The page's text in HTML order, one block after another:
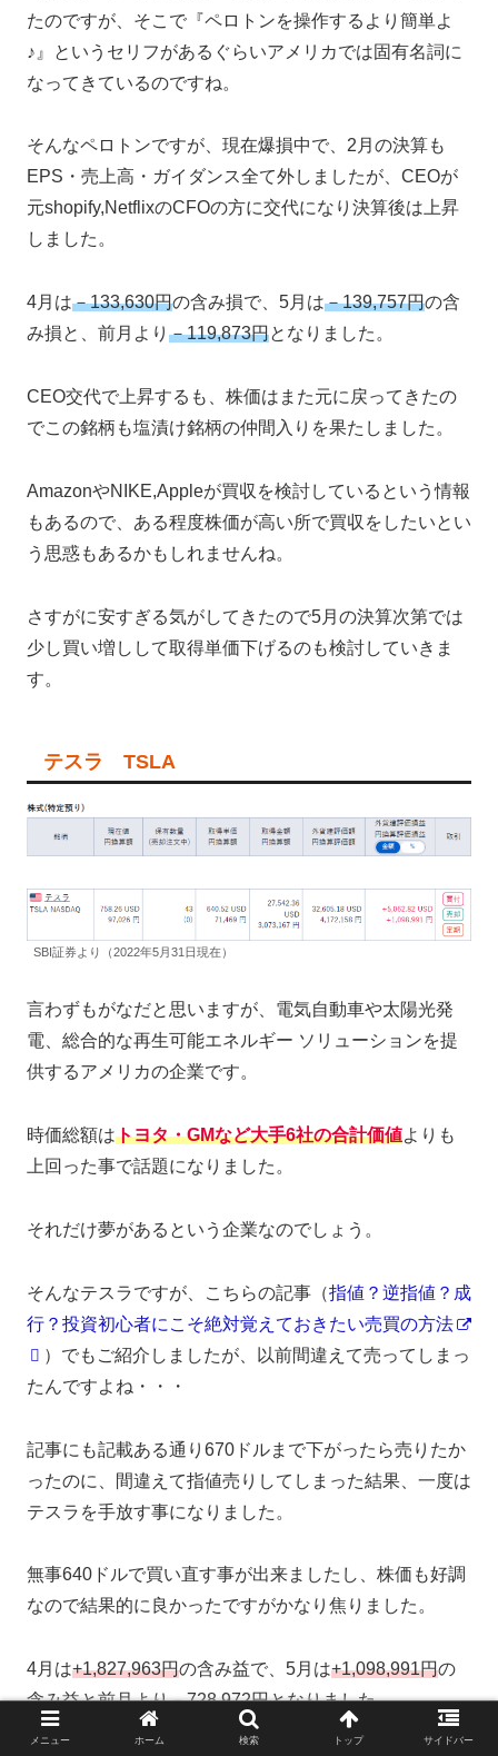
たのですが、そこで『ペロトンを操作するより簡単よ
♪』というセリフがあるぐらいアメリカでは固有名詞に
なってきているのですね。
そんなペロトンですが、現在爆損中で、2月の決算も
EPS・売上高・ガイダンス全て外しましたが、CEOが
元shopify,NetflixのCFOの方に交代になり決算後は上昇
しました。
4月は－133,630円の含み損で、5月は－139,757円の含
み損と、前月より －119,873円となりました。
CEO交代で上昇するも、株価はまた元に戻ってきたの
でこの銘柄も塩漬け銘柄の仲間入りを果たしました。
AmazonやNIKE,Appleが買収を検討しているという情報
もあるので、ある程度株価が高い所で買収をしたいとい
う思惑もあるかもしれませんね。
さすがに安すぎる気がしてきたので5月の決算次第では
少し買い増しして取得単価下げるのも検討していきま
す。
テスラ TSLA
SBI証券より（2022年5月31日現在）
言わずもがなだと思いますが、電気自動車や太陽光発
電、総合的な再生可能エネルギー ソリューションを提
供するアメリカの企業です。
時価総額はトヨタ・GMなど大手6社の合計価値よりも
上回った事で話題になりました。
それだけ夢があるという企業なのでしょう。
そんなテスラですが、こちらの記事（指値？逆指値？成
行？投資初心者にこそ絶対覚えておきたい売買の方法
）でもご紹介しましたが、以前間違えて売ってしまっ
たんですよね・・・
記事にも記載ある通り670ドルまで下がったら売りたか
ったのに、間違えて指値売りしてしまった結果、一度は
テスラを手放す事になりました。
無事640ドルで買い直す事が出来ましたし、株価も好調
なので結果的に良かったですがかなり焦りました。
4月は+1,827,963円の含み益で、5月は+1,098,991円の
含み益と前月より－728,972円となりました。
メニュー ホーム 検索 トップ サイドバー